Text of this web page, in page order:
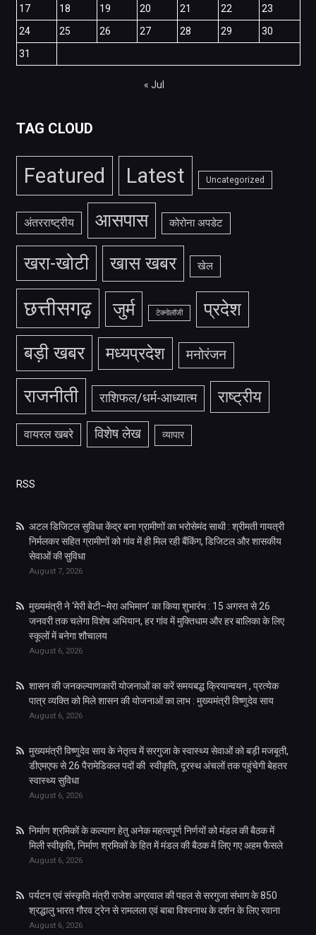
17
18 19 20 21 22
23
24
25 26 27 28 29
30
31
« Jul
TAG CLOUD
Featured Latest Uncategorized
अंतरराष्ट्रीय आसपास कोरोना अपडेट
खरा-खोटी खास खबर खेल
छत्तीसगढ़ जुर्म टेक्नोलॉजी प्रदेश
बड़ी खबर मध्यप्रदेश मनोरंजन
राजनीती राशिफल/धर्म-आध्यात्म राष्ट्रीय
वायरल खबरे विशेष लेख व्यापार
RSS
अटल डिजिटल सुविधा केंद्र बना ग्रामीणों का भरोसेमंद साथी : श्रीमती गायत्री
निर्मलकर सहित ग्रामीणों को गांव में ही मिल रही बैंकिंग, डिजिटल और शासकीय
सेवाओं की सुविधा
August 7, 2026
मुख्यमंत्री ने ‘मेरी बेटी–मेरा अभिमान’ का किया शुभारंभ : 15 अगस्त से 26
जनवरी तक चलेगा विशेष अभियान, हर गांव में मुक्तिधाम और हर बालिका के लिए
स्कूलों में बनेगा शौचालय
August 6, 2026
शासन की जनकल्याणकारी योजनाओं का करें समयबद्ध क्रियान्वयन , प्रत्येक
पात्र व्यक्ति को मिले शासन की योजनाओं का लाभ : मुख्यमंत्री विष्णुदेव साय
August 6, 2026
मुख्यमंत्री विष्णुदेव साय के नेतृत्व में सरगुजा के स्वास्थ्य सेवाओं को बड़ी मजबूती,
डीएमएफ से 26 पैरामेडिकल पदों की स्वीकृति, दूरस्थ अंचलों तक पहुंचेगी बेहतर
स्वास्थ्य सुविधा
August 6, 2026
निर्माण श्रमिकों के कल्याण हेतु अनेक महत्वपूर्ण निर्णयों को मंडल की बैठक में
मिली स्वीकृति, निर्माण श्रमिकों के हित में मंडल की बैठक में लिए गए अहम फैसले
August 6, 2026
पर्यटन एवं संस्कृति मंत्री राजेश अग्रवाल की पहल से सरगुजा संभाग के 850
श्रद्धालु भारत गौरव ट्रेन से रामलला एवं बाबा विश्वनाथ के दर्शन के लिए रवाना
August 6, 2026